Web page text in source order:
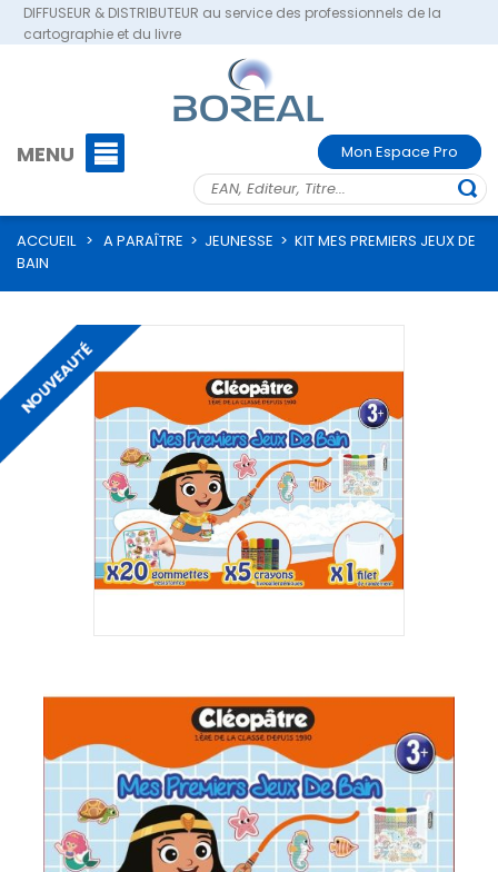
DIFFUSEUR & DISTRIBUTEUR au service des professionnels de la
cartographie et du livre
MENU Mon Espace Pro
ACCUEIL > A PARAÎTRE > JEUNESSE > KIT MES PREMIERS JEUX DE
BAIN